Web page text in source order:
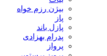
بیژن رزم خواه
پاز
پازل باند
پدرام بهزادی
پرواز